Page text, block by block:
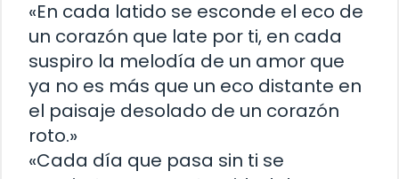
«En cada latido se esconde el eco de
un corazón que late por ti, en cada
suspiro la melodía de un amor que
ya no es más que un eco distante en
el paisaje desolado de un corazón
roto.»
«Cada día que pasa sin ti se